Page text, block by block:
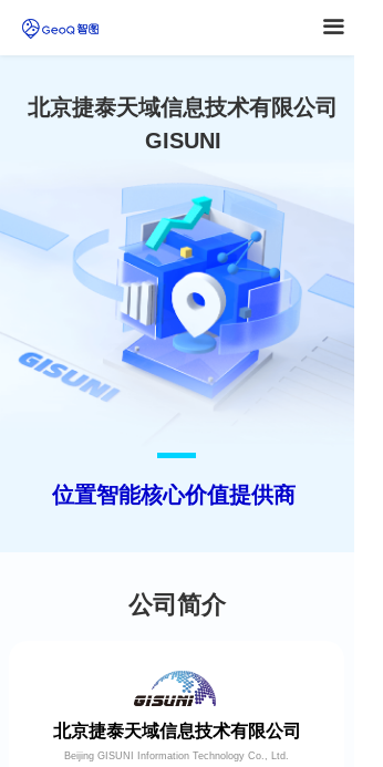
끀
北京捷泰天域信息技术有限公司
GISUNI
位置智能核心价值提供商
公司简介
北京捷泰天域信息技术有限公司
Beijing GISUNI Information Technology Co., Ltd.